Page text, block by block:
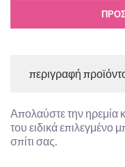
περιγραφή
Απολαύστε την ηρεμία
του ειδικά επιλεγμένο
σπίτι σας.